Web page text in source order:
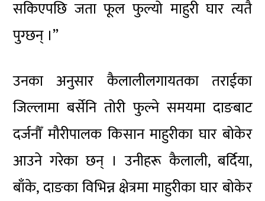
सकिएपछि जता फूल फुल्यो माहुरी घार त्यतै
पुग्छन् ।”
उनका अनुसार कैलालीलगायतका तराईका
जिल्लामा बर्सेनि तोरी फुल्ने समयमा दाङबाट
दर्जनौँ मौरीपालक किसान माहुरीका घार बोकेर
आउने गरेका छन् । उनीहरू कैलाली, बर्दिया,
बाँके, दाङका विभिन्न क्षेत्रमा माहुरीका घार बोकेर